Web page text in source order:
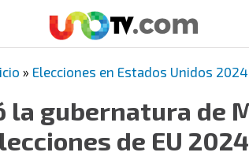
» Elecciones en Estados Unidos 2024
la gubernatura de
de EU